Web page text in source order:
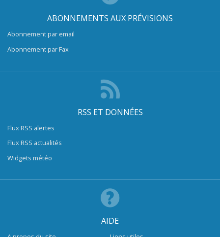
ABONNEMENTS AUX PRÉVISIONS
Abonnement par email
Abonnement par Fax
RSS ET DONNÉES
Flux RSS alertes
Flux RSS actualités
Widgets météo
AIDE